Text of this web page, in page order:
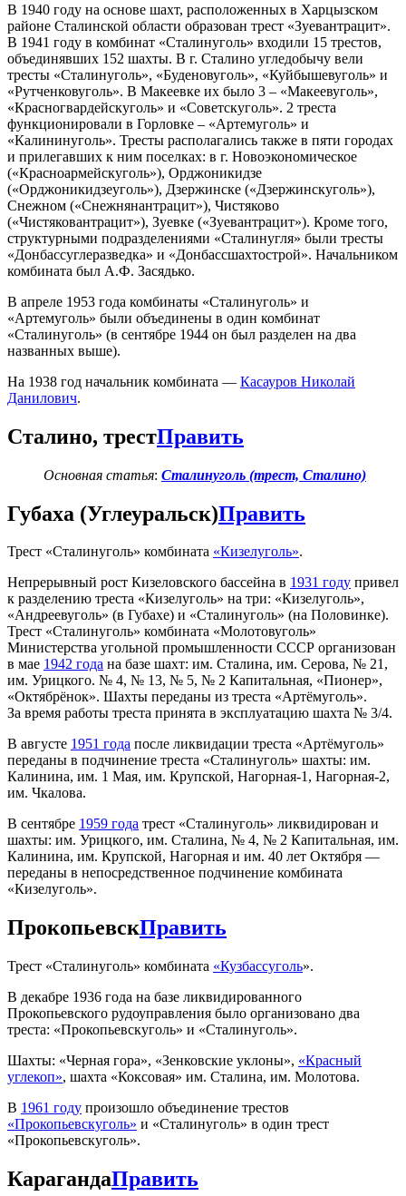
В 1940 году на основе шахт, расположенных в Харцызском
районе Сталинской области образован трест «Зуевантрацит».
В 1941 году в комбинат «Сталинуголь» входили 15 трестов,
объединявших 152 шахты. В г. Сталино угледобычу вели
тресты «Сталинуголь», «Буденовуголь», «Куйбышевуголь» и
«Рутченковуголь». В Макеевке их было 3 – «Макеевуголь»,
«Красногвардейскуголь» и «Советскуголь». 2 треста
функционировали в Горловке – «Артемуголь» и
«Калининуголь». Тресты располагались также в пяти городах
и прилегавших к ним поселках: в г. Новоэкономическое
(«Красноармейскуголь»), Орджоникидзе
(«Орджоникидзеуголь»), Дзержинске («Дзержинскуголь»),
Снежном («Снежнянантрацит»), Чистяково
(«Чистяковантрацит»), Зуевке («Зуевантрацит»). Кроме того,
структурными подразделениями «Сталинугля» были тресты
«Донбассуглеразведка» и «Донбассшахтострой». Начальником
комбината был А.Ф. Засядько.
В апреле 1953 года комбинаты «Сталинуголь» и
«Артемуголь» были объединены в один комбинат
«Сталинуголь» (в сентябре 1944 он был разделен на два
названных выше).
На 1938 год начальник комбината — Касауров Николай
Данилович.
Сталино, трестПравить
Основная статья: Сталинуголь (трест, Сталино)
Губаха (Углеуральск)Править
Трест «Сталинуголь» комбината «Кизелуголь».
Непрерывный рост Кизеловского бассейна в 1931 году привел
к разделению треста «Кизелуголь» на три: «Кизелуголь»,
«Андреевуголь» (в Губахе) и «Сталинуголь» (на Половинке).
Трест «Сталинуголь» комбината «Молотовуголь»
Министерства угольной промышленности СССР организован
в мае 1942 года на базе шахт: им. Сталина, им. Серова, № 21,
им. Урицкого. № 4, № 13, № 5, № 2 Капитальная, «Пионер»,
«Октябрёнок». Шахты переданы из треста «Артёмуголь».
За время работы треста принята в эксплуатацию шахта № 3/4.
В августе 1951 года после ликвидации треста «Артёмуголь»
переданы в подчинение треста «Сталинуголь» шахты: им.
Калинина, им. 1 Мая, им. Крупской, Нагорная-1, Нагорная-2,
им. Чкалова.
В сентябре 1959 года трест «Сталинуголь» ликвидирован и
шахты: им. Урицкого, им. Сталина, № 4, № 2 Капитальная, им.
Калинина, им. Крупской, Нагорная и им. 40 лет Октября —
переданы в непосредственное подчинение комбината
«Кизелуголь».
ПрокопьевскПравить
Трест «Сталинуголь» комбината «Кузбассуголь».
В декабре 1936 года на базе ликвидированного
Прокопьевского рудоуправления было организовано два
треста: «Прокопьевскуголь» и «Сталинуголь».
Шахты: «Черная гора», «Зенковские уклоны», «Красный
углекоп», шахта «Коксовая» им. Сталина, им. Молотова.
В 1961 году произошло объединение трестов
«Прокопьевскуголь» и «Сталинуголь» в один трест
«Прокопьевскуголь».
КарагандаПравить